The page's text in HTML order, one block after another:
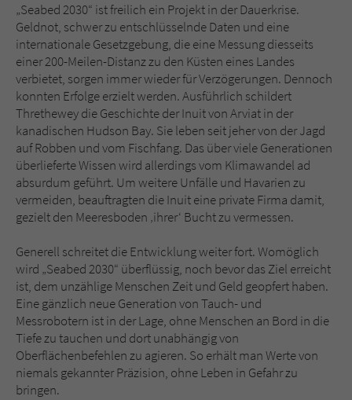
„Seabed 2030“ ist freilich ein Projekt in der Dauerkrise.
Geldnot, schwer zu entschlüsselnde Daten und eine
internationale Gesetzgebung, die eine Messung diesseits
einer 200-Meilen-Distanz zu den Küsten eines Landes
verbietet, sorgen immer wieder für Verzögerungen. Dennoch
konnten Erfolge erzielt werden. Ausführlich schildert
Threthewey die Geschichte der Inuit von Arviat in der
kanadischen Hudson Bay. Sie leben seit jeher von der Jagd
auf Robben und vom Fischfang. Das über viele Generationen
überlieferte Wissen wird allerdings vom Klimawandel ad
absurdum geführt. Um weitere Unfälle und Havarien zu
vermeiden, beauftragten die Inuit eine private Firma damit,
gezielt den Meeresboden ‚ihrer‘ Bucht zu vermessen.
Generell schreitet die Entwicklung weiter fort. Womöglich
wird „Seabed 2030“ überflüssig, noch bevor das Ziel erreicht
ist, dem unzählige Menschen Zeit und Geld geopfert haben.
Eine gänzlich neue Generation von Tauch- und
Messrobotern ist in der Lage, ohne Menschen an Bord in die
Tiefe zu tauchen und dort unabhängig von
Oberflächenbefehlen zu agieren. So erhält man Werte von
niemals gekannter Präzision, ohne Leben in Gefahr zu
bringen.